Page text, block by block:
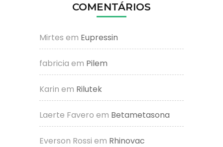
COMENTÁRIOS
Mirtes em Eupressin
fabricia em Pilem
Karin em Rilutek
Laerte Favero em Betametasona
Everson Rossi em Rhinovac